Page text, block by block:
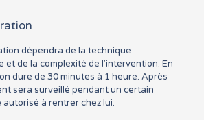
dépendra de la technique
et de la complexité de l’intervention. En
dure de 30 minutes à 1 heure. Après
sera surveillé pendant un certain
autorisé à rentrer chez lui.